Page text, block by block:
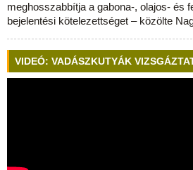
meghosszabbítja a gabona-, olajos- és
bejelentési kötelezettséget – közölte
VIDEÓ: VADÁSZKUTYÁK